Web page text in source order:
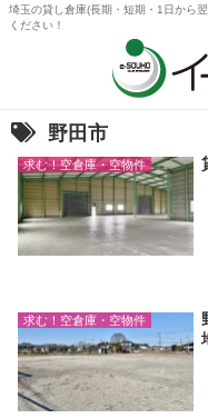
埼玉の貸し倉庫(長期・短期・1日から
ください！
野田市
求む！空倉庫・空物件
求む！空倉庫・空物件